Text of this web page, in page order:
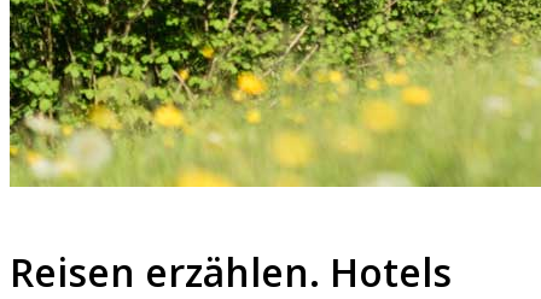
Reisen erzählen. Hotels